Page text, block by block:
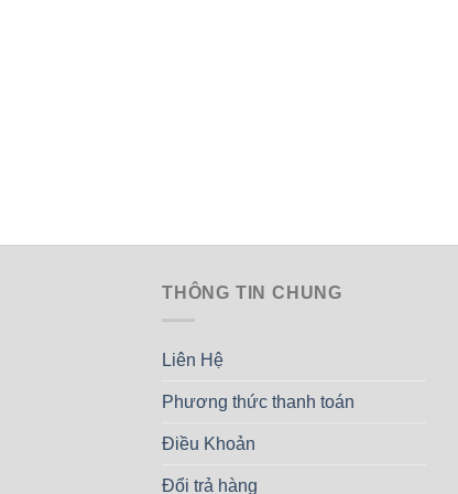
THÔNG TIN CHUNG
Liên Hệ
Phương thức thanh toán
Điều Khoản
Đổi trả hàng